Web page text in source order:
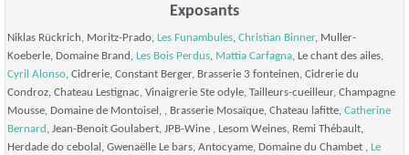
Exposants
Niklas Rückrich, Moritz-Prado, Les Funambules, Christian Binner, Muller-
Koeberle, Domaine Brand, Les Bois Perdus, Mattia Carfagna, Le chant des ailes,
Cyril Alonso, Cidrerie, Constant Berger, Brasserie 3 fonteinen, Cidrerie du
Condroz, Chateau Lestignac, Vinaigrerie Ste odyle, Tailleurs-cueilleur, Champagne
Mousse, Domaine de Montoisel, , Brasserie Mosaïque, Chateau lafitte, Catherine
Bernard , Jean-Benoit Goulabert, JPB-Wine , Lesom Weines, Remi Thébault,
Herdade do cebolal, Gwenaëlle Le bars, Antocyame, Domaine du Chambet , Le